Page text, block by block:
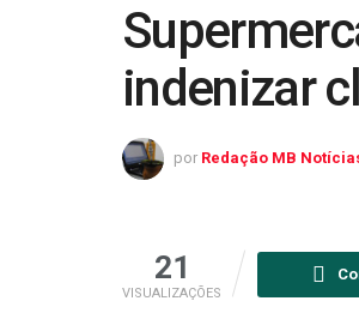
indenizar
por Redação MB
21
VISUALIZAÇÕES